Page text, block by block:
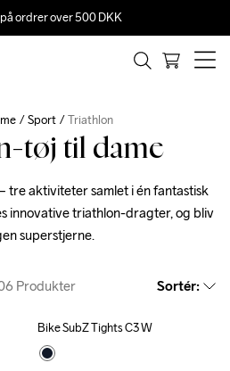
ordrer over 500 DKK
Sport Triathlon
tøj til dame
tre aktiviteter samlet i én fantastisk
innovative triathlon-dragter, og bliv
superstjerne.
Produkter Sortér:
New
Bike SubZ Tights C3 W